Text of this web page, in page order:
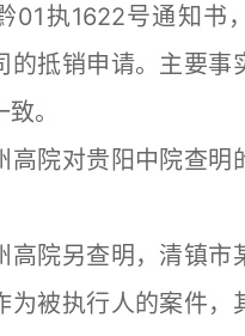
01执1622号通知书
的抵销申请。主要事
。
院对贵阳中院查明
院另查明，清镇市
为被执行人的案件，